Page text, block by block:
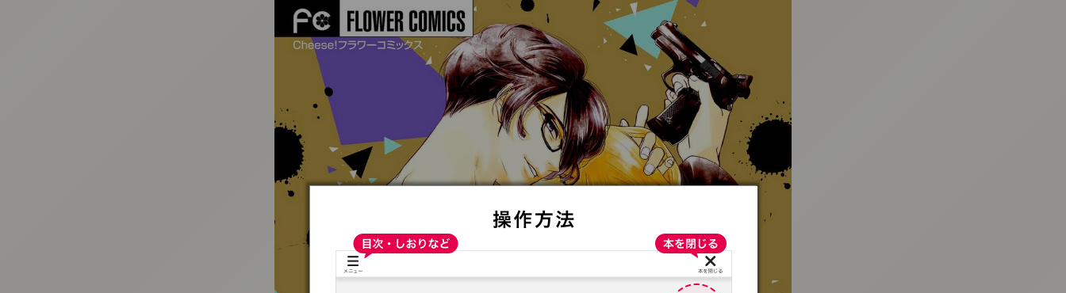
:692.15.692.936:t-vnqp.lunrzsdszk.vn.oi